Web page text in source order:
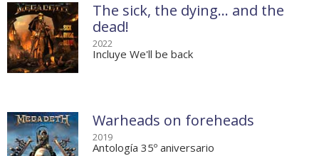
The sick, the dying… and the
dead!
2022
Incluye We'll be back
Warheads on foreheads
2019
Antología 35º aniversario